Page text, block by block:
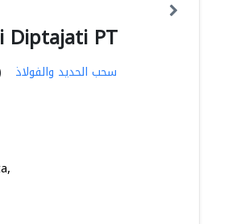
Diptajati PT
سحب الحديد والفولاذ